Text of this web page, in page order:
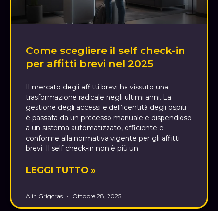
Come scegliere il self check-in
per affitti brevi nel 2025
Il mercato degli affitti brevi ha vissuto una
trasformazione radicale negli ultimi anni. La
gestione degli accessi e dell’identità degli ospiti
è passata da un processo manuale e dispendioso
a un sistema automatizzato, efficiente e
conforme alla normativa vigente per gli affitti
brevi. Il self check-in non è più un
LEGGI TUTTO »
Alin Grigoras Ottobre 28, 2025